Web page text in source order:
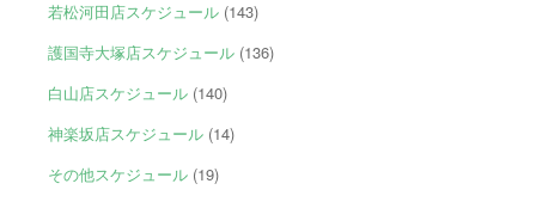
若松河田店スケジュール(143)
護国寺大塚店スケジュール(136)
白山店スケジュール(140)
神楽坂店スケジュール(14)
その他スケジュール(19)